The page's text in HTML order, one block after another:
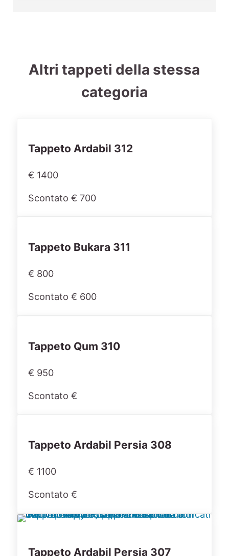
Altri tappeti della stessa
categoria
Tappeto Ardabil 312
€ 1400
Scontato € 700
Tappeto Bukara 311
€ 800
Scontato € 600
Tappeto Qum 310
€ 950
Scontato €
Tappeto Ardabil Persia 308
€ 1100
Scontato €
Tappeto Ardabil Persia 307